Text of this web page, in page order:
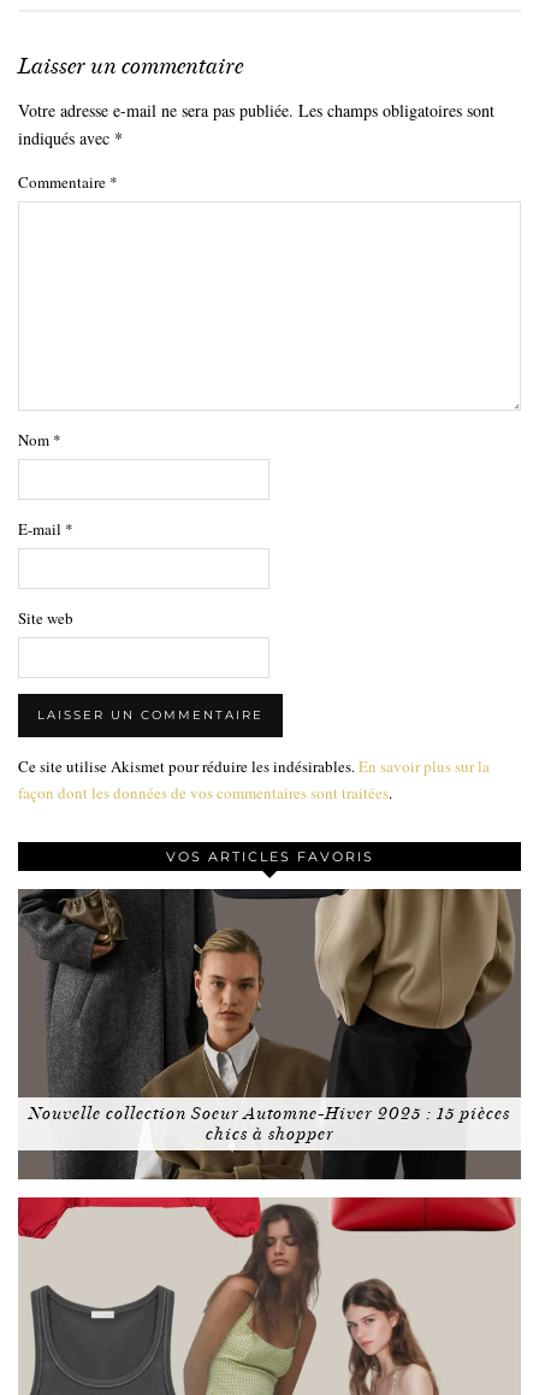
Laisser un commentaire
Votre adresse e-mail ne sera pas publiée. Les champs obligatoires sont
indiqués avec *
Commentaire *
Nom *
E-mail *
Site web
Ce site utilise Akismet pour réduire les indésirables. En savoir plus sur la
façon dont les données de vos commentaires sont traitées.
VOS ARTICLES FAVORIS
Nouvelle collection Soeur Automne-Hiver 2025 : 15 pièces
chics à shopper